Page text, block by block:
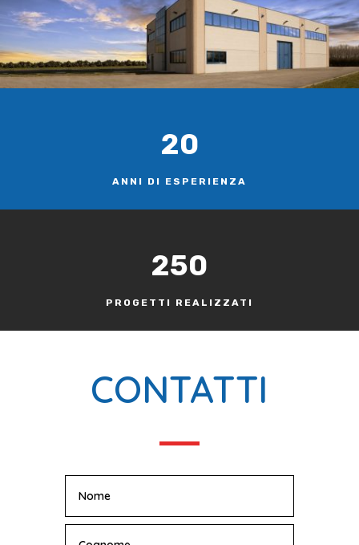
20
ANNI DI ESPERIENZA
250
PROGETTI REALIZZATI
CONTATTI